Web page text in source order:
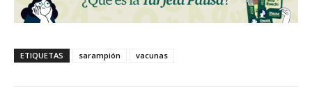
ETIQUETAS sarampión vacunas